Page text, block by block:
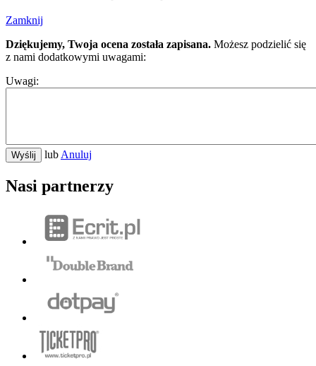
Zamknij
Dziękujemy, Twoja ocena została zapisana. Możesz podzielić się
z nami dodatkowymi uwagami:
Uwagi:
Wyślij lubAnuluj
Nasi partnerzy